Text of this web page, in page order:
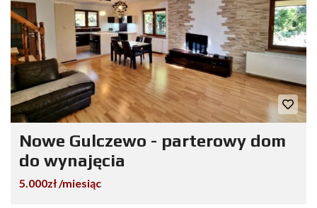
Nowe Gulczewo - parterowy dom
do wynajęcia
5.000zł /miesiąc